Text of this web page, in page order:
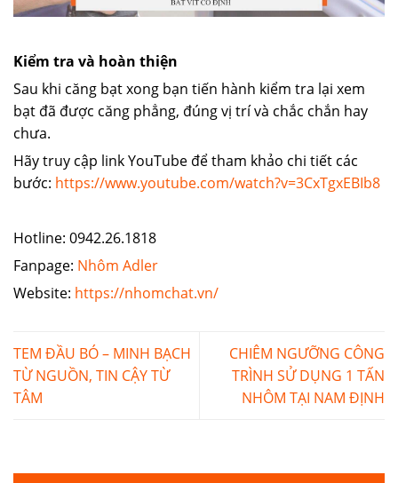
Kiểm tra và hoàn thiện
Sau khi căng bạt xong bạn tiến hành kiểm tra lại xem
bạt đã được căng phẳng, đúng vị trí và chắc chắn hay
chưa.
Hãy truy cập link YouTube để tham khảo chi tiết các
bước: https://www.youtube.com/watch?v=3CxTgxEBIb8
Hotline: 0942.26.1818
Fanpage: Nhôm Adler
Website: https://nhomchat.vn/
TEM ĐẦU BÓ – MINH BẠCH
TỪ NGUỒN, TIN CẬY TỪ
TÂM
CHIÊM NGƯỠNG CÔNG
TRÌNH SỬ DỤNG 1 TẤN
NHÔM TẠI NAM ĐỊNH